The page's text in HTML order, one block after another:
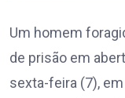
Um homem
de prisão em
sexta-feira (7),